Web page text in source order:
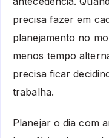
precisa fazer em
planejamento no
menos tempo
precisa ficar
trabalha.
Planejar o dia com